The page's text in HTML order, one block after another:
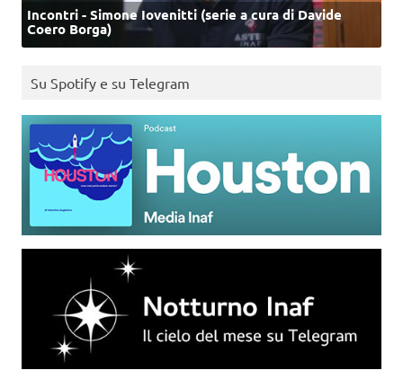
Incontri - Simone Iovenitti (serie a cura di Davide
Coero Borga)
Su Spotify e su Telegram